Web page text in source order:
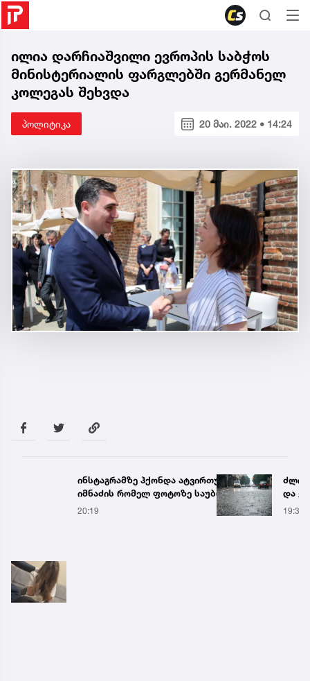
ილია დარჩიაშვილი ევროპის საბჭოს
მინისტერიალის ფარგლებში გერმანელ
კოლეგას შეხვდა
პოლიტიკა 20 მაი. 2022 • 14:24
ინსტაგრამზე ჰქონდა ატვირთული... - ნია
იმნაძის რომელ ფოტოზე საუბრობს გიგა
ავალიანის დედა
20:19
და
19:38